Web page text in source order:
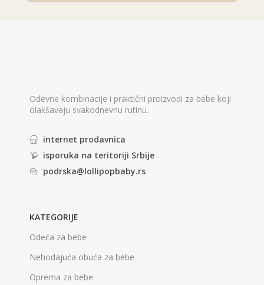
Odevne kombinacije i praktični proizvodi za bebe koji
olakšavaju svakodnevnu rutinu.
internet prodavnica
isporuka na teritoriji Srbije
podrska@lollipopbaby.rs
KATEGORIJE
Odeća za bebe
Nehodajuća obuća za bebe
Oprema za bebe